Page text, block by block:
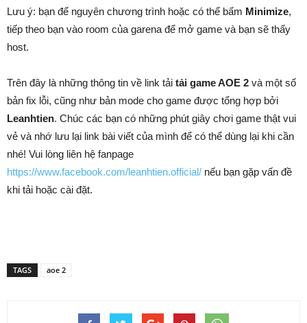
Lưu ý: bạn để nguyên chương trình hoặc có thể bấm Minimize,
tiếp theo bạn vào room của garena để mở game và bạn sẽ thấy
host.
Trên đây là những thông tin về link tải tải game AOE 2 và một số
bản fix lỗi, cũng như bản mode cho game được tổng hợp bởi
Leanhtien. Chúc các bạn có những phút giây chơi game thật vui
vẻ và nhớ lưu lại link bài viết của mình để có thể dùng lại khi cần
nhé! Vui lòng liên hệ fanpage
https://www.facebook.com/leanhtien.official/ nếu bạn gặp vấn đề
khi tải hoặc cài đặt.
TAGS aoe 2